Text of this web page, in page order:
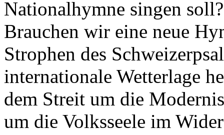
Nationalhymne singen
Brauchen wir eine neue
Strophen des
internationale Wetterlage
dem Streit um die
um die Volksseele im